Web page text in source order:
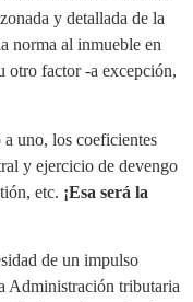
y detallada de la
norma al inmueble en
otro factor -a excepción,
uno, los coeficientes
y ejercicio de devengo
etc. ¡Esa será la
de un impulso
Administración tributaria